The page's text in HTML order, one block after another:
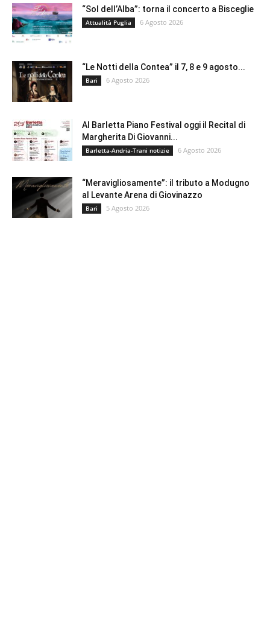
“Sol dell’Alba”: torna il concerto a Bisceglie
Attualità Puglia 6 Agosto 2026
“Le Notti della Contea” il 7, 8 e 9 agosto...
Bari 6 Agosto 2026
Al Barletta Piano Festival oggi il Recital di
Margherita Di Giovanni...
Barletta-Andria-Trani notizie 6 Agosto 2026
“Meravigliosamente”: il tributo a Modugno
al Levante Arena di Giovinazzo
Bari 5 Agosto 2026